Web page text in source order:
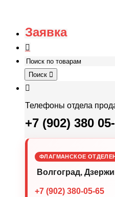
Заявка
Поиск
Телефоны отдела
+7 (902) 380
ФЛАГМАНСКОЕ
Волгоград,
+7 (902) 380-05-65